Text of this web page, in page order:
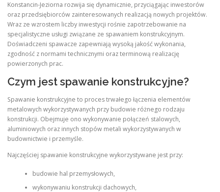
Konstancin-Jeziorna rozwija się dynamicznie, przyciągając inwestorów
oraz przedsiębiorców zainteresowanych realizacją nowych projektów.
Wraz ze wzrostem liczby inwestycji rośnie zapotrzebowanie na
specjalistyczne usługi związane ze spawaniem konstrukcyjnym.
Doświadczeni spawacze zapewniają wysoką jakość wykonania,
zgodność z normami technicznymi oraz terminową realizację
powierzonych prac.
Czym jest spawanie konstrukcyjne?
Spawanie konstrukcyjne to proces trwałego łączenia elementów
metalowych wykorzystywanych przy budowie różnego rodzaju
konstrukcji. Obejmuje ono wykonywanie połączeń stalowych,
aluminiowych oraz innych stopów metali wykorzystywanych w
budownictwie i przemyśle.
Najczęściej spawanie konstrukcyjne wykorzystywane jest przy:
budowie hal przemysłowych,
wykonywaniu konstrukcji dachowych,